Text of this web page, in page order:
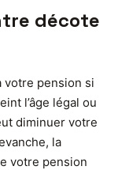
décote
votre pension si
l’âge légal ou
diminuer votre
la
votre pension